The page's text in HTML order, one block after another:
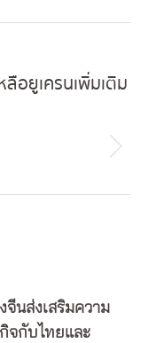
ลือยูเครนเพิ่มเติม
นส่งเสริมความ
จกับไทยและ